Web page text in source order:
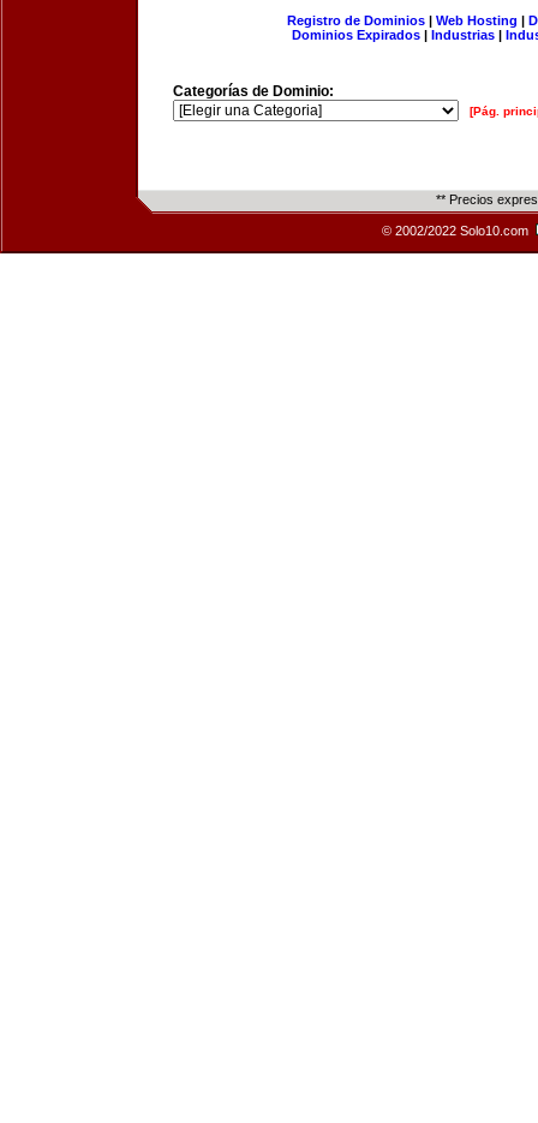
Registro de Dominios| Web Hosting |
Dominios Expirados | Industrias |
Categorías de Dominio:
[Pág.
** Precios
© 2002/2022 Solo10.com